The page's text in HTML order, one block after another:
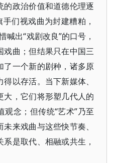
政治价值和道德伦理逐
们视戏曲为封建糟粕，
喊出“戏剧改良”的口号，
曲；但结果只在中国三
了一个新的剧种，诸多原
以存活。当下新媒体、
大，它们将形塑几代人的
念；但传统“艺术”乃至
来戏曲与这些快节奏、
是取代、相融或共生，